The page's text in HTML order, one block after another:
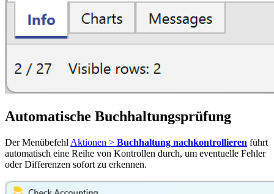
Automatische Buchhaltungsprüfung
Der Menübefehl Aktionen > Buchhaltung nachkontrollieren führt
automatisch eine Reihe von Kontrollen durch, um eventuelle Fehler
oder Differenzen sofort zu erkennen.